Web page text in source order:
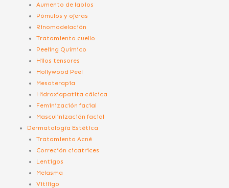
Aumento de labios
Pómulos y ojeras
Rinomodelación
Tratamiento cuello
Peeling Químico
Hilos tensores
Hollywood Peel
Mesoterapia
Hidroxiapatita cálcica
Feminización facial
Masculinización facial
Dermatología Estética
Tratamiento Acné
Correción cicatrices
Lentigos
Melasma
Vitiligo